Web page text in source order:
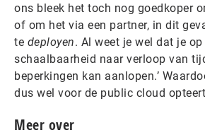
ons bleek het toch nog goedkoper
of om het via een partner, in dit
te deployen. Al weet je wel dat je
schaalbaarheid naar verloop van
beperkingen kan aanlopen.’
dus wel voor de public cloud
Meer over